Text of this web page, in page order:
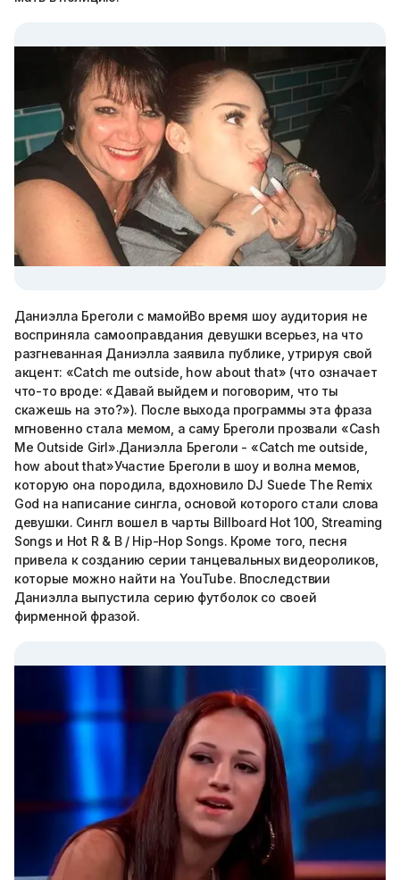
Даниэлла Бреголи с мамойВо время шоу аудитория не
восприняла самооправдания девушки всерьез, на что
разгневанная Даниэлла заявила публике, утрируя свой
акцент: «Сatch me outside, how about that» (что означает
что-то вроде: «Давай выйдем и поговорим, что ты
скажешь на это?»). После выхода программы эта фраза
мгновенно стала мемом, а саму Бреголи прозвали «Cash
Me Outside Girl».Даниэлла Бреголи - «Сatch me outside,
how about that»Участие Бреголи в шоу и волна мемов,
которую она породила, вдохновило DJ Suede The Remix
God на написание сингла, основой которого стали слова
девушки. Сингл вошел в чарты Billboard Hot 100, Streaming
Songs и Hot R & B / Hip-Hop Songs. Кроме того, песня
привела к созданию серии танцевальных видеороликов,
которые можно найти на YouTube. Впоследствии
Даниэлла выпустила серию футболок со своей
фирменной фразой.